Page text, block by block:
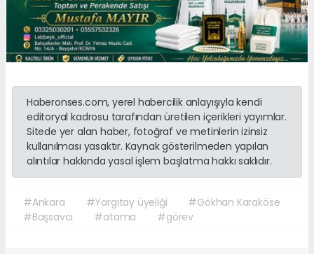
Haberonses.com, yerel habercilik anlayışıyla kendi
editoryal kadrosu tarafından üretilen içerikleri yayımlar.
Sitede yer alan haber, fotoğraf ve metinlerin izinsiz
kullanılması yasaktır. Kaynak gösterilmeden yapılan
alıntılar hakkında yasal işlem başlatma hakkı saklıdır.
#Ankara #Yargıtay üyeliği
#Gökhan Karaköse
#Başsavcı
#atama #görev